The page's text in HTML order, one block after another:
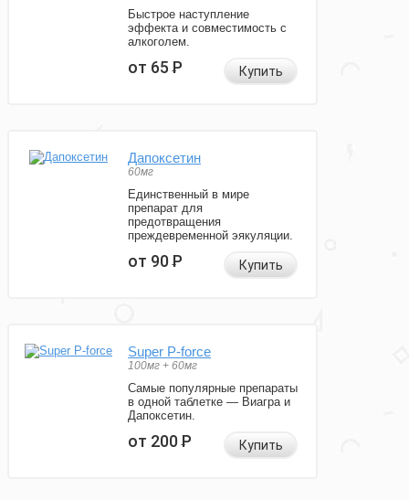
Быстрое наступление
эффекта и совместимость с
алкоголем.
от 65Р Купить
Дапоксетин
60мг
Единственный в мире
препарат для
предотвращения
преждевременной эякуляции.
от 90Р Купить
Super P-force
100мг + 60мг
Самые популярные препараты
в одной таблетке — Виагра и
Дапоксетин.
от 200Р Купить